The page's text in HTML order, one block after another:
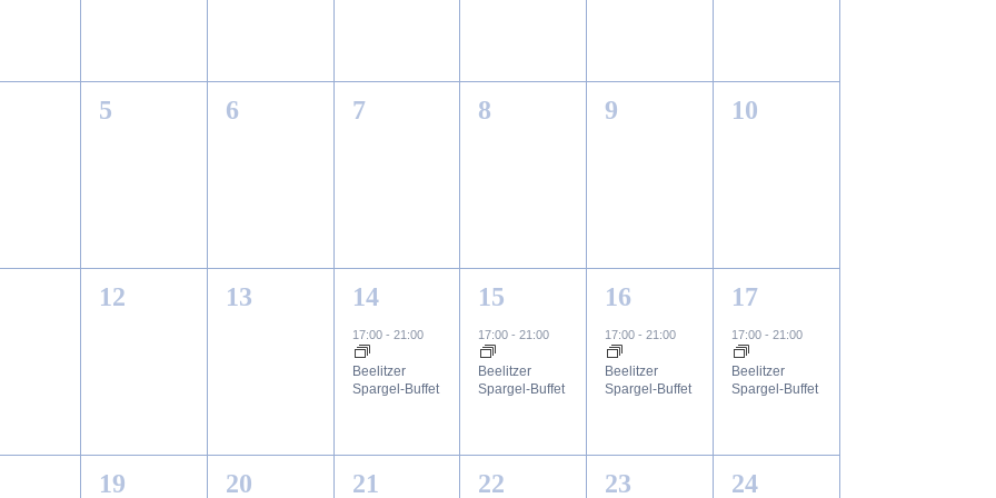
0
5
0
6
0
7
0
8
0
9
0
10
0
12
0
Veranstaltungen,
13
1
Veranstaltung,
14
17:00 - 21:00
Beelitzer
Spargel-Buffet
1
Veranstaltung,
15
17:00-21:00
Beelitzer
Spargel-Buffet
1
Veranstaltung,
16
17:00-21:00
Beelitzer
Spargel-Buffet
1
Veranstaltung,
17
17:00-21:00
Beelitzer
Spargel-Buffet
0
19
0
20
0
21
1
22
1
23
2
24